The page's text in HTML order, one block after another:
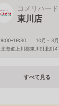
コメリハー
東川店
9:00-19:30 10月～3月
北海道上川郡東川町北町4
すべて見る